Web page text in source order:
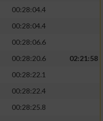
00:28:04.4
00:28:04.4
00:28:06.6
00:28:20.6
02:21:58
00:28:22.1
00:28:22.4
00:28:25.8